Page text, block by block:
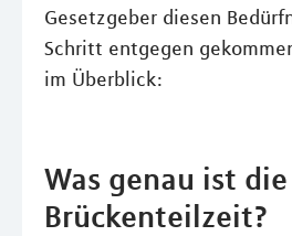
Gesetzgeber diesen
Schritt entgegen
im Überblick:
Was genau ist die
Brückenteilzeit?